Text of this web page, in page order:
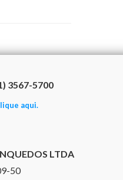
3567-5700
aqui.
LTDA
50